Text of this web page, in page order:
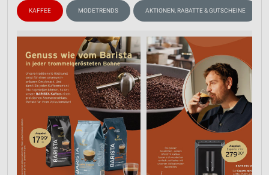
KAFFEE MODETRENDS AKTIONEN, RABATTE & GUTSCHEINE